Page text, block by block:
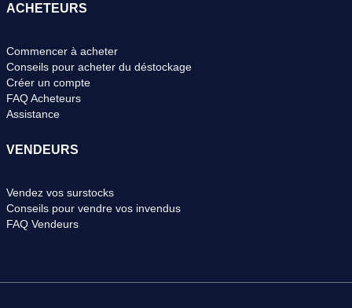
ACHETEURS
Commencer à acheter
Conseils pour acheter du déstockage
Créer un compte
FAQ Acheteurs
Assistance
VENDEURS
Vendez vos surstocks
Conseils pour vendre vos invendus
FAQ Vendeurs